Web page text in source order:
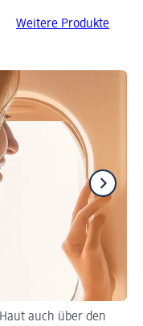
Weitere Produkte
auch über den